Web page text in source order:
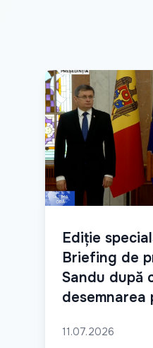
Ediție
Briefing de
Sandu după
desemnarea
11.07.2026